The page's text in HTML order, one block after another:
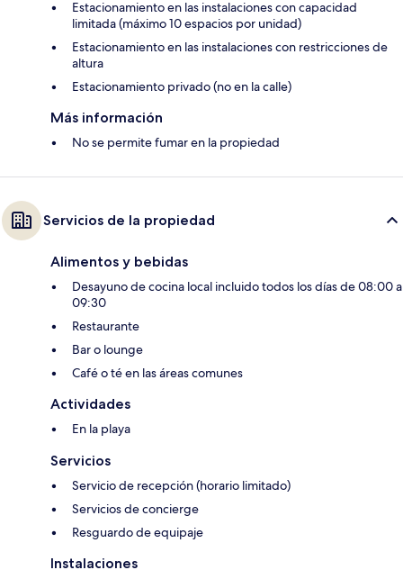
Estacionamiento en las instalaciones con capacidad
limitada (máximo 10 espacios por unidad)
Estacionamiento en las instalaciones con restricciones de
altura
Estacionamiento privado (no en la calle)
Más información
No se permite fumar en la propiedad
Servicios de la propiedad
Alimentos y bebidas
Desayuno de cocina local incluido todos los días de 08:00 a
09:30
Restaurante
Bar o lounge
Café o té en las áreas comunes
Actividades
En la playa
Servicios
Servicio de recepción (horario limitado)
Servicios de concierge
Resguardo de equipaje
Instalaciones